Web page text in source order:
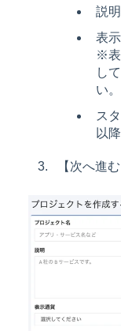
説
表
※表
し
い。
ス
以
【次へ進